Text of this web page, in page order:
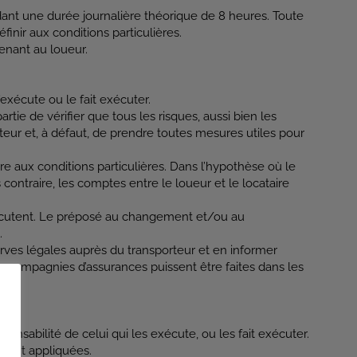
une durée journalière théorique de 8 heures. Toute
aux conditions particulières.
au loueur.
ou le fait exécuter.
de vérifier que tous les risques, aussi bien les
et, à défaut, de prendre toutes mesures utiles pour
aux conditions particulières. Dans l’hypothèse où le
contraire, les comptes entre le loueur et le locataire
Le préposé au changement et/ou au
légales auprès du transporteur et en informer
d’assurances puissent être faites dans les
de celui qui les exécute, ou les fait exécuter.
appliquées.